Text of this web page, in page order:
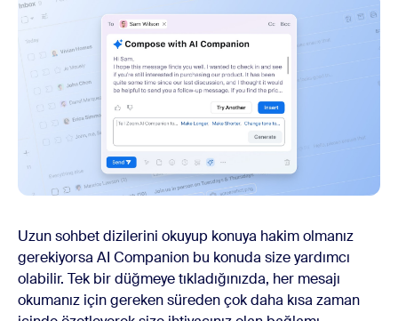
Uzun sohbet dizilerini okuyup konuya hakim olmanız
gerekiyorsa AI Companion bu konuda size yardımcı
olabilir. Tek bir düğmeye tıkladığınızda, her mesajı
okumanız için gereken süreden çok daha kısa zaman